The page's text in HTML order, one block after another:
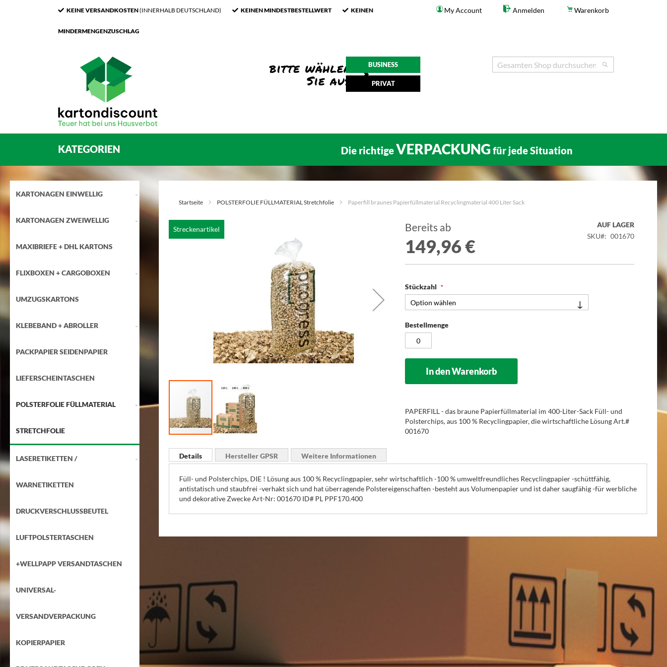
KEINE VERSANDKOSTEN(INNERHALB DEUTSCHLAND) KEINEN MINDESTBESTELLWERT KEINEN
MINDERMENGENZUSCHLAG
My Account Anmelden Warenkorb
BUSINESS
PRIVAT
Search
KATEGORIEN Die richtigeVERPACKUNG für jede Situation
Startseite POLSTERFOLIE FÜLLMATERIAL Stretchfolie Paperfill braunes Papierfüllmaterial Recyclingmaterial 400 Liter Sack
Bereits ab
149,96 €
AUF LAGER
SKU
001670
Stückzahl
Bestellmenge
In den Warenkorb
PAPERFILL - das braune Papierfüllmaterial im 400-Liter-Sack Füll- und
Polsterchips, aus 100 % Recyclingpapier, die wirtschaftliche Lösung Art.#
001670
Ende
Streckenartikel
Anfang
der
springen
Details
Füll- und Polsterchips, DIE ! Lösung aus 100 % Recyclingpapier, sehr wirtschaftlich -100 % umweltfreundliches Recyclingpapier -schüttfähig,
antistatisch und staubfrei -verhakt sich und hat überragende Polstereigenschaften -besteht aus Volumenpapier und ist daher saugfähig -für werbliche
und dekorative Zwecke Art-Nr: 001670 ID# PL PPF170.400
Hersteller GPSR Weitere Informationen
KARTONAGEN EINWELLIG
KARTONAGEN ZWEIWELLIG
MAXIBRIEFE + DHL KARTONS
FLIXBOXEN + CARGOBOXEN
UMZUGSKARTONS
KLEBEBAND + ABROLLER
PACKPAPIER SEIDENPAPIER
LIEFERSCHEINTASCHEN
POLSTERFOLIE FÜLLMATERIAL
STRETCHFOLIE
LASERETIKETTEN /
WARNETIKETTEN
DRUCKVERSCHLUSSBEUTEL
LUFTPOLSTERTASCHEN
+WELLPAPP VERSANDTASCHEN
UNIVERSAL-
VERSANDVERPACKUNG
KOPIERPAPIER